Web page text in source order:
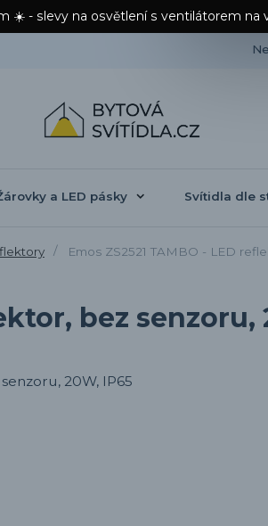
☀️ - slevy na osvětlení s ventilátorem na
a LED pásky Svítidla dle
Emos ZS2521 TAMBO - LED
bez senzoru,